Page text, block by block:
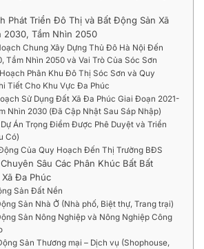
Phát Triển Đô Thị và Bất Động Sản Xã
Tầm Nhìn 2050
Chung Xây Dựng Thủ Đô Hà Nội Đến
Tầm Nhìn 2050 và Vai Trò Của Sóc Sơn
Phân Khu Đô Thị Sóc Sơn và Quy
Tiết Cho Khu Vực Đa Phúc
Sử Dụng Đất Xã Đa Phúc Giai Đoạn 2021-
Nhìn 2030 (Đã Cập Nhật Sau Sáp Nhập)
Án Trọng Điểm Được Phê Duyệt và Triển
Có)
Của Quy Hoạch Đến Thị Trường BĐS
Sâu Các Phân Khúc Bất Bất
Đa Phúc
Sản Đất Nền
Sản Nhà Ở (Nhà phố, Biệt thự, Trang trại)
Sản Nông Nghiệp và Nông Nghiệp Công
Sản Thương mại – Dịch vụ (Shophouse,